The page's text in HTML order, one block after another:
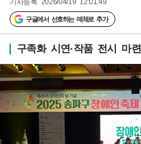
기사등록 2026/04/19 12:01:49
구글에서 선호하는 매체로 추가
구족화 시연·작품 전시 마련